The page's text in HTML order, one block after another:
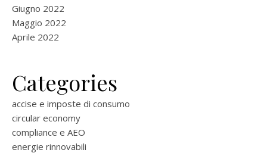
Giugno 2022
Maggio 2022
Aprile 2022
Categories
accise e imposte di consumo
circular economy
compliance e AEO
energie rinnovabili